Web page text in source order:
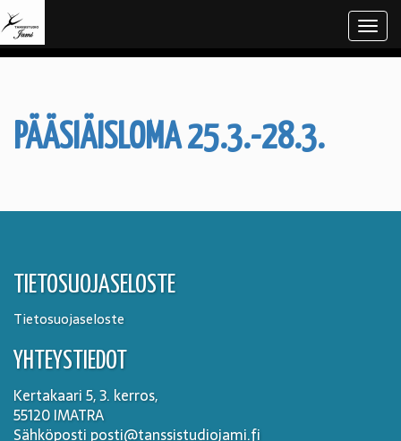
PÄÄSIÄISLOMA 25.3.-28.3.
TIETOSUOJASELOSTE
Tietosuojaseloste
YHTEYSTIEDOT
Kertakaari 5, 3. kerros,
55120 IMATRA
Sähköposti posti@tanssistudiojami.fi